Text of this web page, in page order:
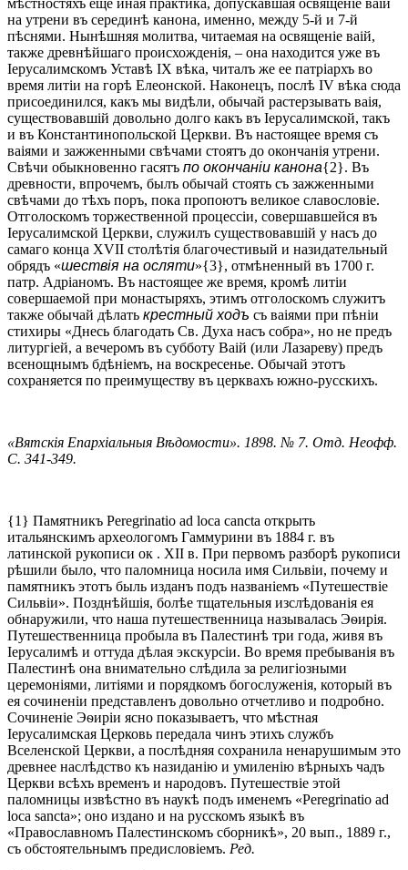
на утрени въ серединѣ канона, именно, между 5-й и 7-й
пѣснями. Нынѣшняя молитва, читаемая на освященіе ваій,
также древнѣйшаго происхожденія, – она находится уже въ
Іерусалимскомъ Уставѣ IX вѣка, читалъ же ее патріархъ во
время литіи на горѣ Елеонской. Наконецъ, послѣ ІV вѣка сюда
присоединился, какъ мы видѣли, обычай растерзывать ваія,
существовавшій довольно долго какъ въ Іерусалимской, такъ
и въ Константинопольской Церкви. Въ настоящее время съ
ваіями и зажженными свѣчами стоятъ до окончанія утрени.
Свѣчи обыкновенно гасятъ по окончаніи канона{2}. Въ
древности, впрочемъ, былъ обычай стоять съ зажженными
свѣчами до тѣхъ поръ, пока пропоютъ великое славословіе.
Отголоскомъ торжественной процессіи, совершавшейся въ
Іерусалимской Церкви, служилъ существовавшій у насъ до
самаго конца XVII столѣтія благочестивый и назидательный
обрядъ «шествія на осляти»{3}, отмѣненный въ 1700 г.
патр. Адріаномъ. Въ настоящее же время, кромѣ литіи
совершаемой при монастыряхъ, этимъ отголоскомъ служитъ
также обычай дѣлать крестный ходъ съ ваіями при пѣніи
стихиры «Днесь благодать Св. Духа насъ собра», но не предъ
литургіей, а вечеромъ въ субботу Ваій (или Лазареву) предъ
всенощнымъ бдѣніемъ, на воскресенье. Обычай этотъ
сохраняется по преимуществу въ церквахъ южно-русскихъ.
«Вятскія Епархіальныя Вѣдомости». 1898. № 7. Отд. Неофф.
С. 341-349.
{1} Памятникъ Peregrinatio ad loca cancta открыть
итальянскимъ археологомъ Гаммурини въ 1884 г. въ
латинской рукописи ок . XII в. При первомъ разборѣ рукописи
рѣшили было, что паломница носила имя Сильвіи, почему и
памятникъ этотъ быль изданъ подъ названіемъ «Путешествіе
Сильвіи». Позднѣйшія, болѣе тщательныя изслѣдованія ея
обнаружили, что наша путешественница называлась Эѳирія.
Путешественница пробыла въ Палестинѣ три года, живя въ
Іерусалимѣ и оттуда дѣлая экскурсіи. Во время пребыванія въ
Палестинѣ она внимательно слѣдила за религіозными
церемоніями, литіями и порядкомъ богослуженія, который въ
ея сочиненіи представленъ довольно отчетливо и подробно.
Сочиненіе Эѳиріи ясно показываетъ, что мѣстная
Іерусалимская Церковь передала чинъ этихъ службъ
Вселенской Церкви, а послѣдняя сохранила ненарушимым это
древнее наслѣдство къ назиданію и умиленію вѣрныхъ чадъ
Церкви всѣхъ временъ и народовъ. Путешествіе этой
паломницы извѣстно въ наукѣ подъ именемъ «Peregrinatio ad
loca sancta»; оно издано и на русскомъ языкѣ въ
«Православномъ Палестинскомъ сборникѣ», 20 вып., 1889 г.,
съ обстоятельнымъ предисловіемъ. Ред.